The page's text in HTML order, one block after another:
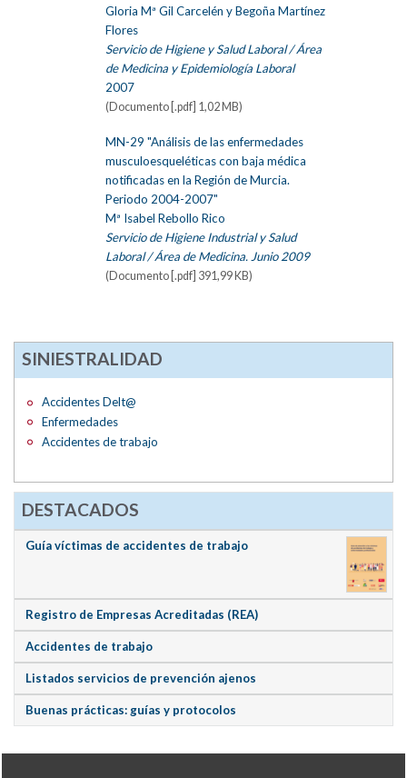
Gloria Mª Gil Carcelén y Begoña Martínez
Flores
Servicio de Higiene y Salud Laboral / Área
de Medicina y Epidemiología Laboral
2007
(Documento [.pdf] 1,02 MB)
MN-29 "Análisis de las enfermedades
musculoesqueléticas con baja médica
notificadas en la Región de Murcia.
Periodo 2004-2007"
Mª Isabel Rebollo Rico
Servicio de Higiene Industrial y Salud
Laboral / Área de Medicina. Junio 2009
(Documento [.pdf] 391,99 KB)
SINIESTRALIDAD
Accidentes Delt@
Enfermedades
Accidentes de trabajo
DESTACADOS
Guía víctimas de accidentes de trabajo
Registro de Empresas Acreditadas (REA)
Accidentes de trabajo
Listados servicios de prevención ajenos
Buenas prácticas: guías y protocolos